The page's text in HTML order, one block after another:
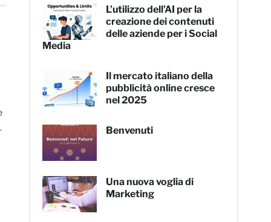
L’utilizzo dell’AI per la
creazione dei contenuti
delle aziende per i Social
Media
Il mercato italiano della
pubblicità online cresce
nel 2025
Benvenuti
Una nuova voglia di
Marketing